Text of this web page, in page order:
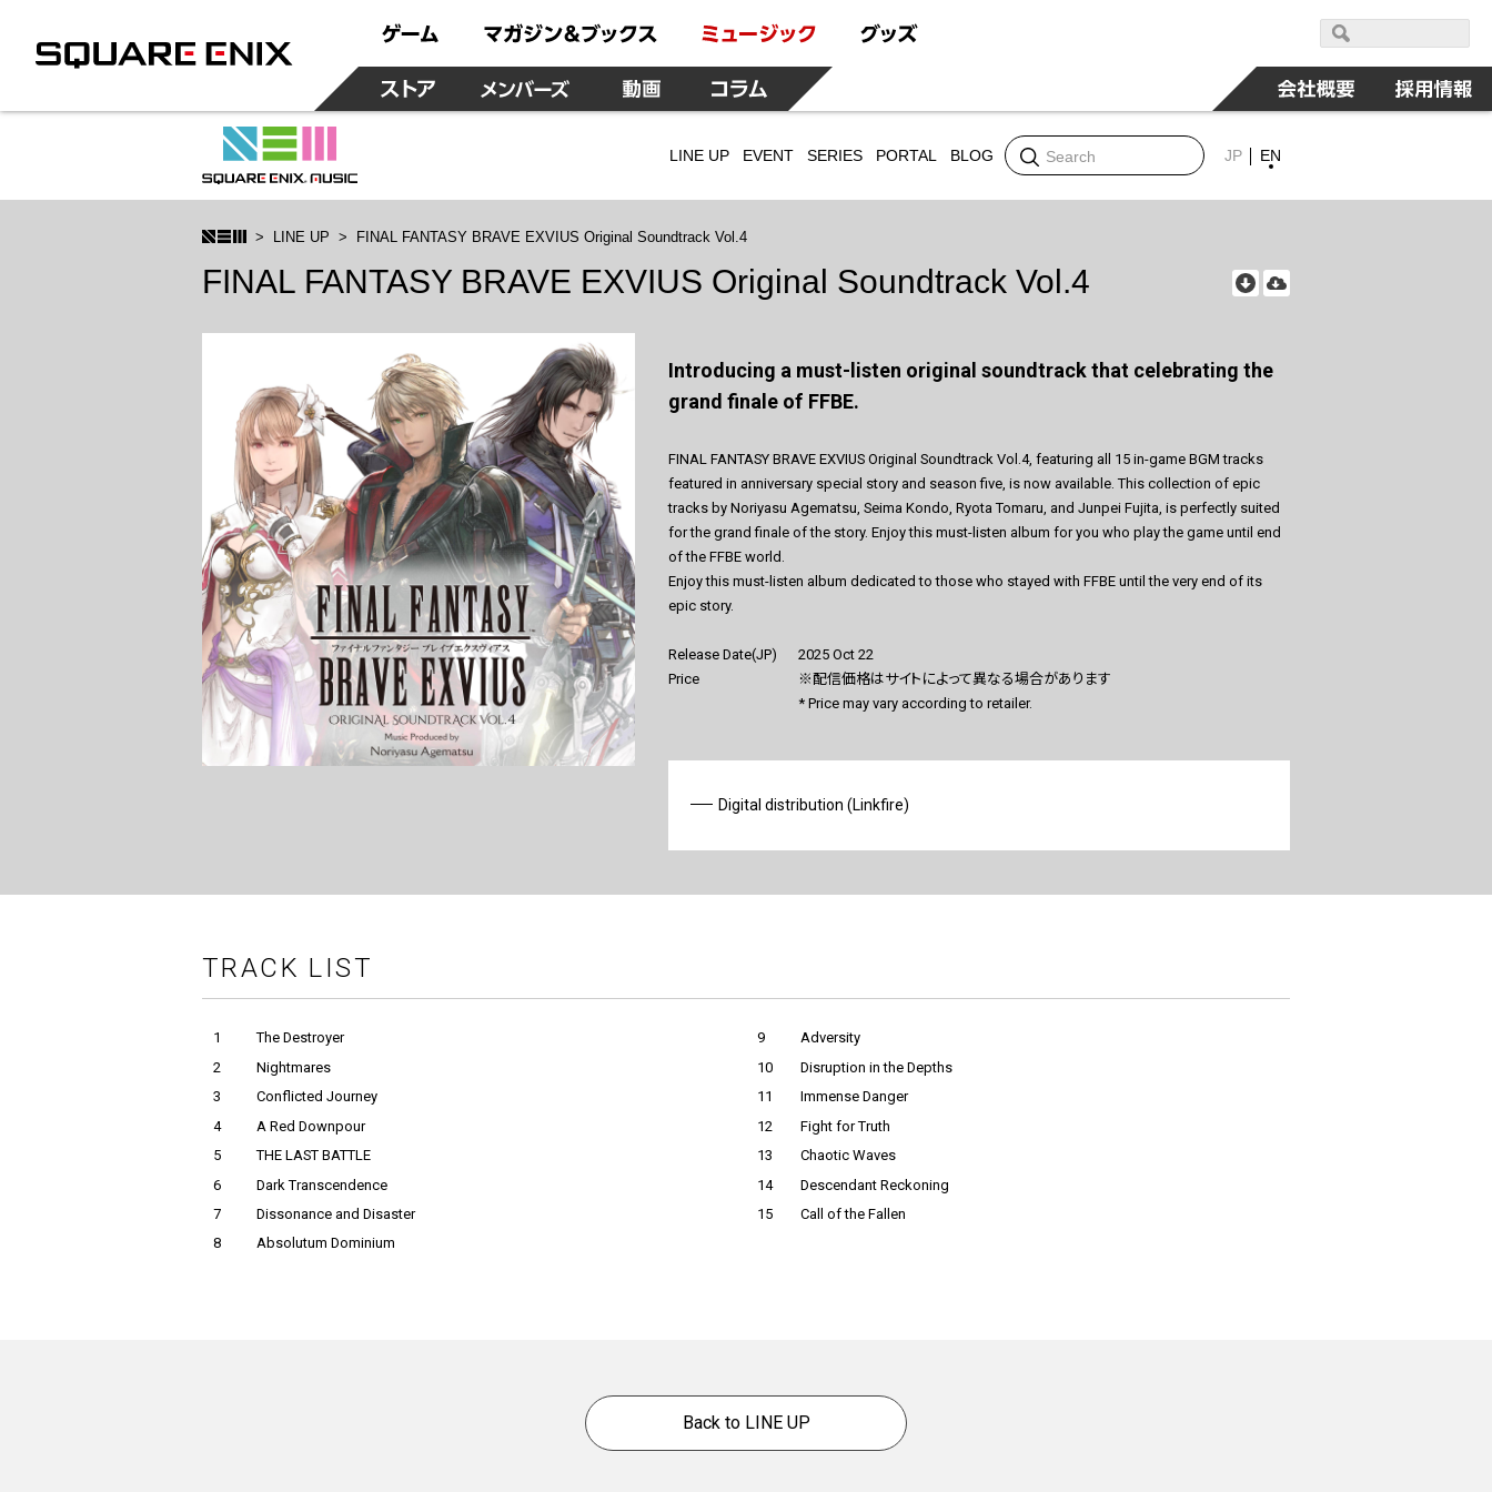
LINE UP EVENT SERIES PORTAL BLOG JP EN
LINE UP FINAL FANTASY BRAVE EXVIUS Original Soundtrack Vol.4
FINAL FANTASY BRAVE EXVIUS Original Soundtrack Vol.4
Introducing a must-listen original soundtrack that celebrating the
grand finale of FFBE.
FINAL FANTASY BRAVE EXVIUS Original Soundtrack Vol.4, featuring all 15 in-game BGM tracks
featured in anniversary special story and season five, is now available. This collection of epic
tracks by Noriyasu Agematsu, Seima Kondo, Ryota Tomaru, and Junpei Fujita, is perfectly suited
for the grand finale of the story. Enjoy this must-listen album for you who play the game until end
of the FFBE world.
Enjoy this must-listen album dedicated to those who stayed with FFBE until the very end of its
epic story.
Release Date(JP)
2025 Oct 22
Price
※配信価格はサイトによって異なる場合があります
* Price may vary according to retailer.
Digital distribution (Linkfire)
TRACK LIST
1
The Destroyer
2
Nightmares
3
Conflicted Journey
4
A Red Downpour
5
THE LAST BATTLE
6
Dark Transcendence
7
Dissonance and Disaster
8
Absolutum Dominium
9
Adversity
10
Disruption in the Depths
11
Immense Danger
12
Fight for Truth
13
Chaotic Waves
14
Descendant Reckoning
15
Call of the Fallen
Back to LINE UP